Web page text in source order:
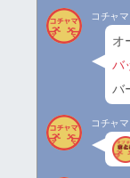
コチャマ
オ
バ
バ
コチャマ